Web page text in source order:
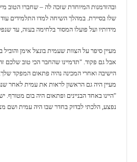
ובהזדמנות המיוחדת שזכה לה – שחברו הטוב
שלו בסיירת. במהלך השיחה למדו התלמידים
מידותיו ועל פועלו המסור בלחימה בעזה, עד
מעיין סיפר על הצוות שעמית בונצל אימן
אבל גם פקוד. "תדמיינו שהחבר הכי טוב שלכם
הישיבה ואחרי המכינה נהיה פתאום המפקד
מעיין היה גם הראשון לראות את עמית לאחר
"היינו באחד הבניינים ופתאום היה בום
נפצע, הלכתי לבדוק בחדר שבו היה עמית ושם